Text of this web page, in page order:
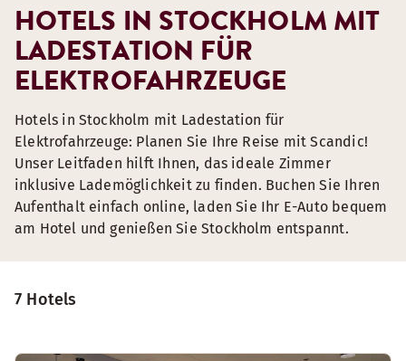
7 Hotels
HOTELS IN STOCKHOLM MIT
LADESTATION FÜR
ELEKTROFAHRZEUGE
Hotels in Stockholm mit Ladestation für
Elektrofahrzeuge: Planen Sie Ihre Reise mit Scandic!
Unser Leitfaden hilft Ihnen, das ideale Zimmer
inklusive Lademöglichkeit zu finden. Buchen Sie Ihren
Aufenthalt einfach online, laden Sie Ihr E-Auto bequem
am Hotel und genießen Sie Stockholm entspannt.